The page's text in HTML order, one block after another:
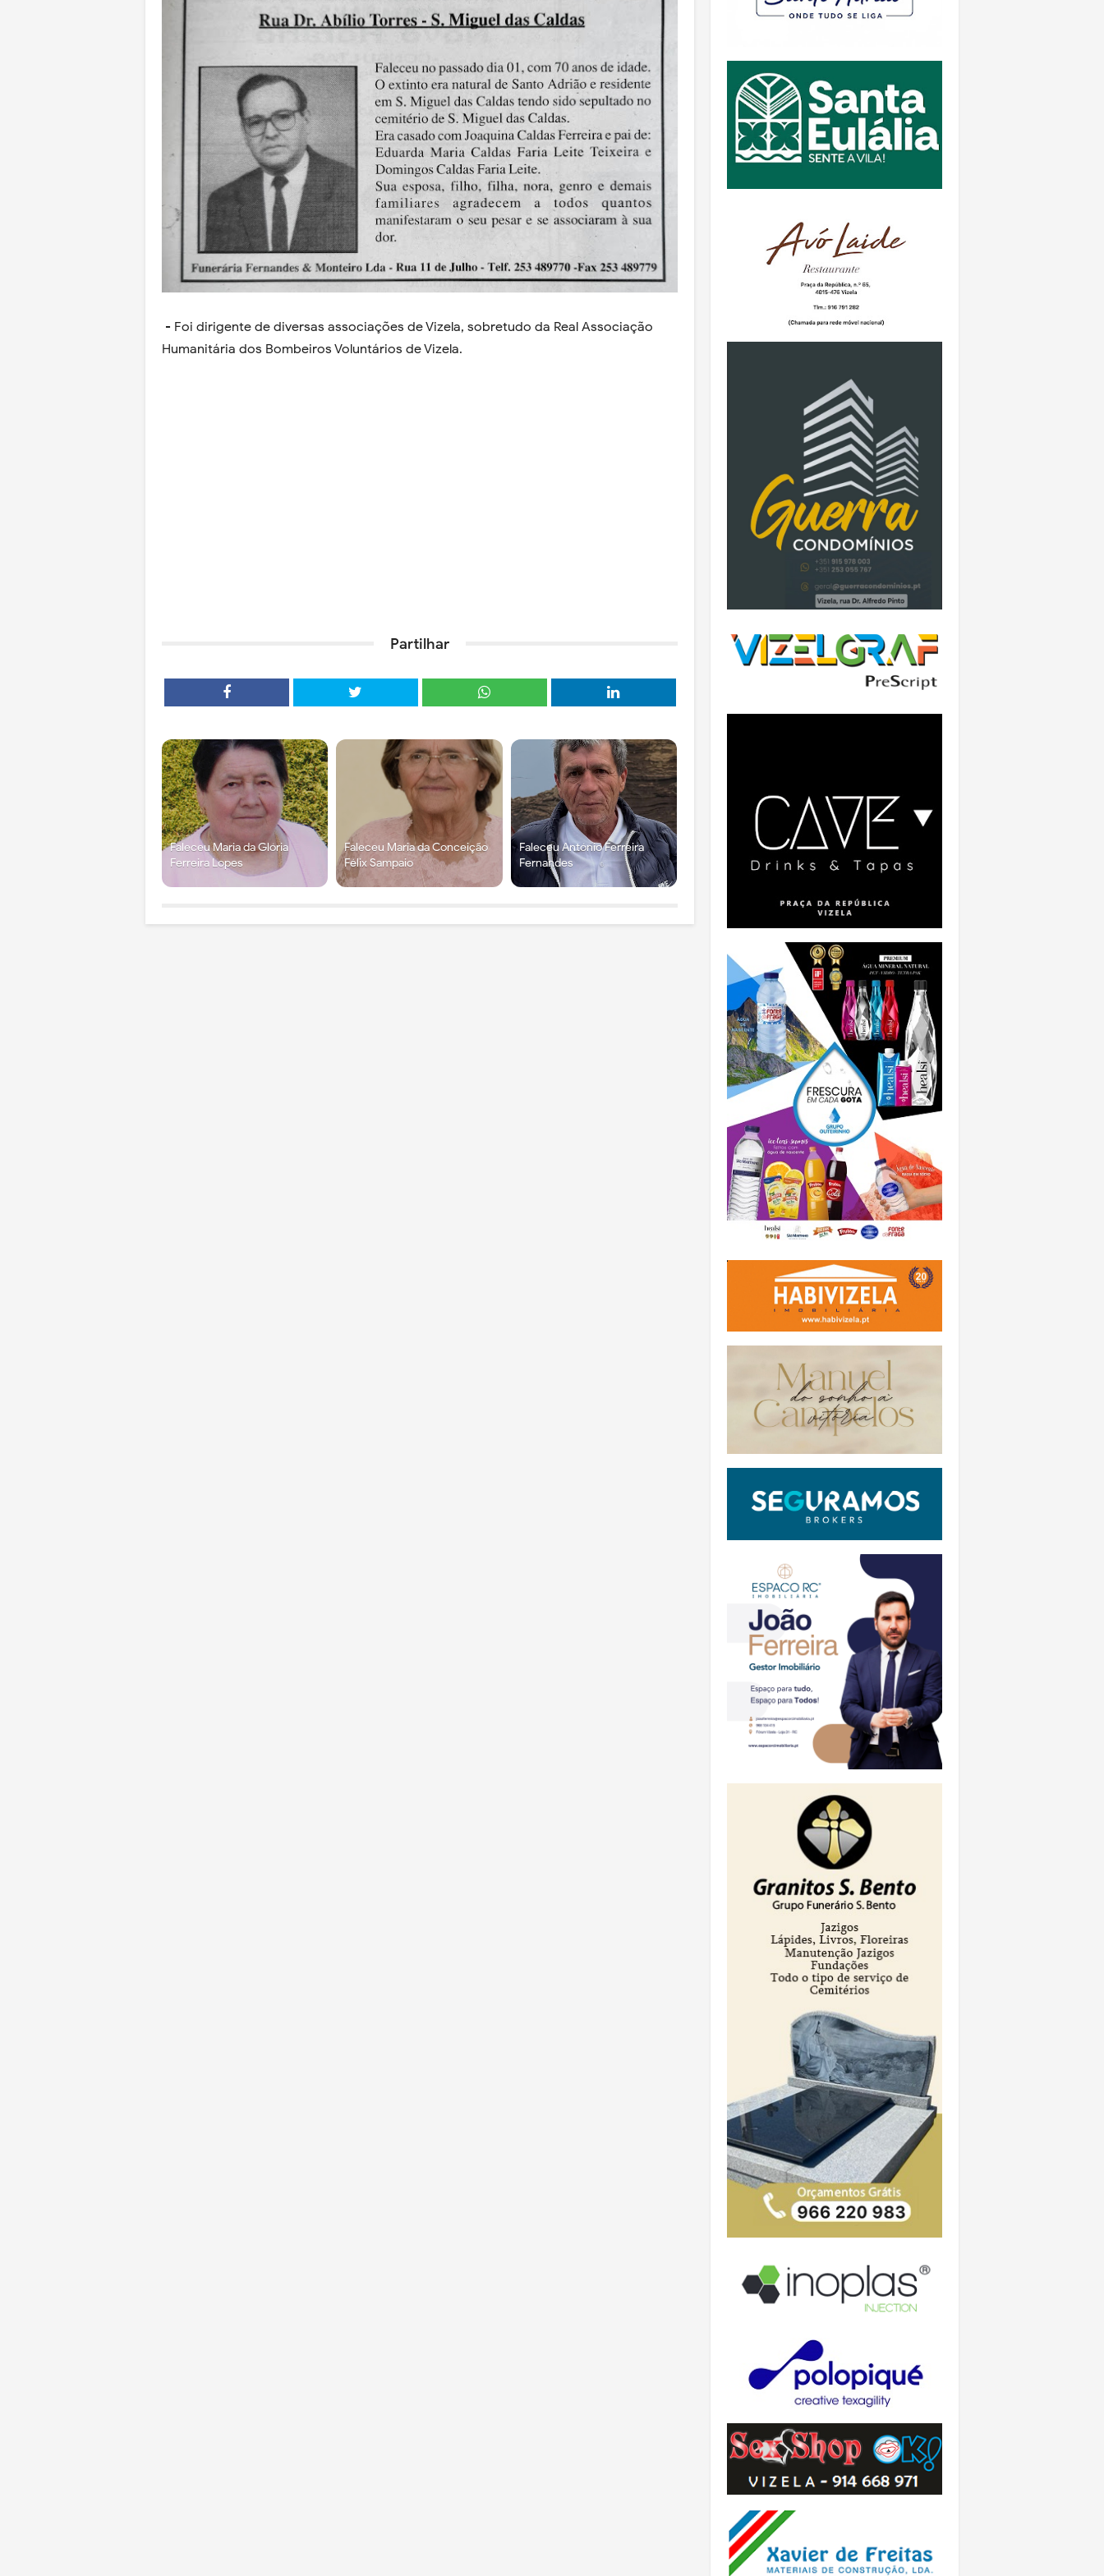
- Foi dirigente de diversas associações de Vizela, sobretudo da Real Associação
Humanitária dos Bombeiros Voluntários de Vizela.
Partilhar
Faleceu Maria da Glória
Ferreira Lopes
Faleceu Maria da Conceição
Félix Sampaio
Faleceu António Ferreira
Fernandes